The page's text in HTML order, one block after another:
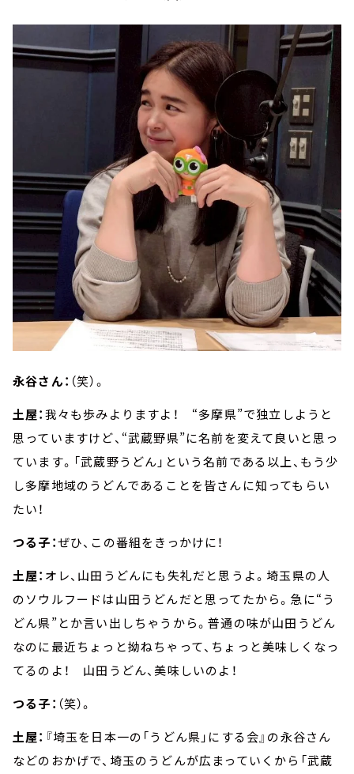
永谷さん： （笑）。
土屋：我々も歩みよりますよ！ “多摩県”で独立しようと
思っていますけど、“武蔵野県”に名前を変えて良いと思っ
ています。「武蔵野うどん」という名前である以上、もう少
し多摩地域のうどんであることを皆さんに知ってもらい
たい！
つる子：ぜひ、この番組をきっかけに！
土屋： オレ、山田うどんにも失礼だと思うよ。埼玉県の人
のソウルフードは山田うどんだと思ってたから。急に“う
どん県”とか言い出しちゃうから。普通の味が山田うどん
なのに最近ちょっと拗ねちゃって、ちょっと美味しくなっ
てるのよ！ 山田うどん、美味しいのよ！
つる子： （笑）。
土屋： 『埼玉を日本一の「うどん県」にする会』の永谷さん
などのおかげで、埼玉のうどんが広まっていくから「武蔵